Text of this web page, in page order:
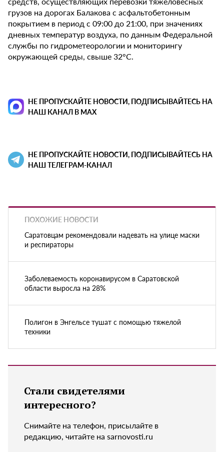
грузов на дорогах Балакова с асфальтобетонным
покрытием в период с 09:00 до 21:00, при значениях
дневных температур воздуха, по данным Федеральной
службы по гидрометеорологии и мониторингу
окружающей среды, свыше 32°С.
НЕ ПРОПУСКАЙТЕ НОВОСТИ, ПОДПИСЫВАЙТЕСЬ НА
НАШ КАНАЛ В MAX
НЕ ПРОПУСКАЙТЕ НОВОСТИ, ПОДПИСЫВАЙТЕСЬ НА
НАШ ТЕЛЕГРАМ-КАНАЛ
ПОХОЖИЕ НОВОСТИ
Саратовцам рекомендовали надевать на улице маски
и респираторы
Заболеваемость коронавирусом в Саратовской
области выросла на 28%
Полигон в Энгельсе тушат с помощью тяжелой
техники
Стали свидетелями
интересного?
Снимайте на телефон, присылайте в
редакцию, читайте на sarnovosti.ru